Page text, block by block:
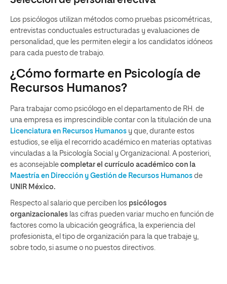
Los psicólogos utilizan métodos como pruebas psicométricas,
entrevistas conductuales estructuradas y evaluaciones de
personalidad, que les permiten elegir a los candidatos idóneos
para cada puesto de trabajo.
¿Cómo formarte en Psicología de
Recursos Humanos?
Para trabajar como psicólogo en el departamento de RH. de
una empresa es imprescindible contar con la titulación de una
Licenciatura en Recursos Humanos y que, durante estos
estudios, se elija el recorrido académico en materias optativas
vinculadas a la Psicología Social y Organizacional. A posteriori,
es aconsejable completar el currículo académico con la
Maestría en Dirección y Gestión de Recursos Humanos de
UNIR México.
Respecto al salario que perciben los psicólogos
organizacionales las cifras pueden variar mucho en función de
factores como la ubicación geográfica, la experiencia del
profesionista, el tipo de organización para la que trabaje y,
sobre todo, si asume o no puestos directivos.